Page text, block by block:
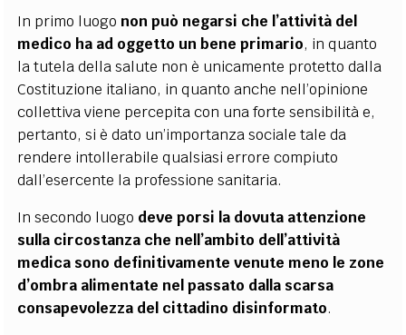
In primo luogo non può negarsi che l’attività del
medico ha ad oggetto un bene primario, in quanto
la tutela della salute non è unicamente protetto dalla
Costituzione italiano, in quanto anche nell’opinione
collettiva viene percepita con una forte sensibilità e,
pertanto, si è dato un’importanza sociale tale da
rendere intollerabile qualsiasi errore compiuto
dall’esercente la professione sanitaria.
In secondo luogo deve porsi la dovuta attenzione
sulla circostanza che nell’ambito dell’attività
medica sono definitivamente venute meno le zone
d’ombra alimentate nel passato dalla scarsa
consapevolezza del cittadino disinformato.